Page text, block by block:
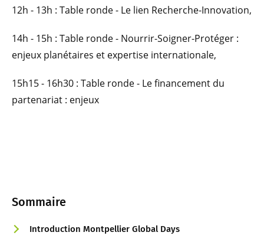
Sommaire
Introduction Montpellier Global Days
12h - 13h : Table ronde - Le lien Recherche-Innovation,
14h - 15h : Table ronde - Nourrir-Soigner-Protéger :
enjeux planétaires et expertise internationale,
15h15 - 16h30 : Table ronde - Le financement du
partenariat : enjeux